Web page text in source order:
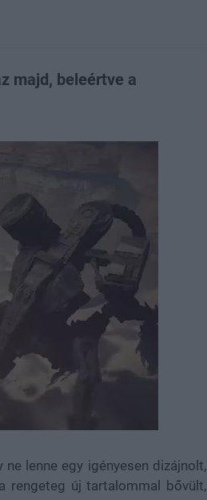
majd, beleértve a
lenne egy igényesen dizájnolt,
rengeteg új tartalommal bővült,